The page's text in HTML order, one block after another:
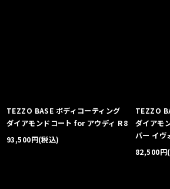
TEZZO BASE ボディコーティング
ダイアモンドコート for アウディ R8
93,500円(税込)
TEZZO
ダイアモ
バー イヴ
82,500円